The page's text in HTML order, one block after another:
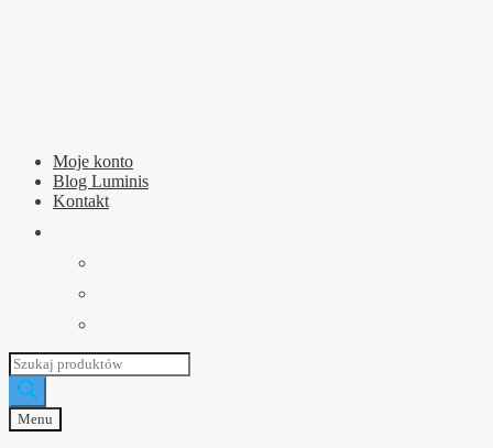
Moje konto
Blog Luminis
Kontakt
Wyszukiwarka
produktów
Menu